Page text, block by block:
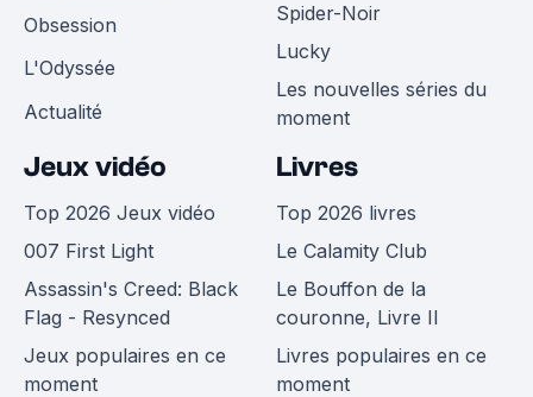
Obsession
L'Odyssée
Actualité
Spider-Noir
Lucky
Les nouvelles séries du
moment
Jeux vidéo
Top 2026 Jeux vidéo
007 First Light
Assassin's Creed: Black
Flag - Resynced
Jeux populaires en ce
moment
Livres
Top 2026 livres
Le Calamity Club
Le Bouffon de la
couronne, Livre II
Livres populaires en ce
moment